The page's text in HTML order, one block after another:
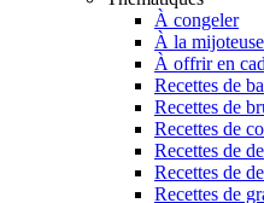
À congeler
À la mijoteuse
À offrir en
Recettes de
Recettes de
Recettes de
Recettes de
Recettes de
Recettes de